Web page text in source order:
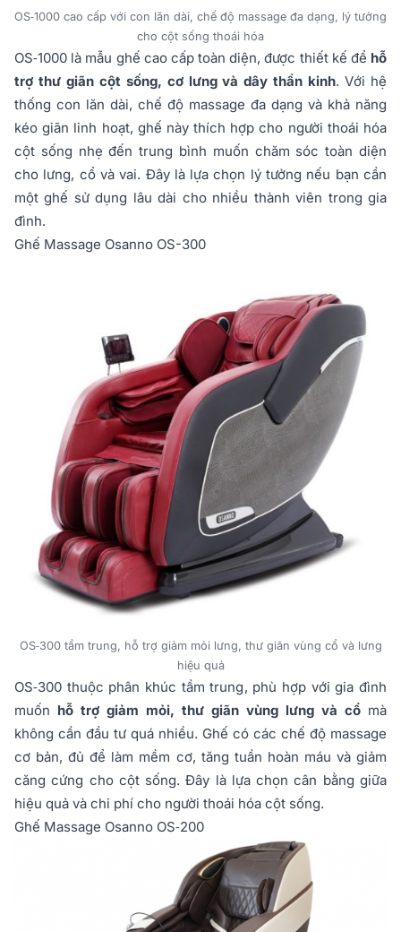
OS‑1000 cao cấp với con lăn dài, chế độ massage đa dạng, lý tưởng
cho cột sống thoái hóa
OS‑1000 là mẫu ghế cao cấp toàn diện, được thiết kế để hỗ
trợ thư giãn cột sống, cơ lưng và dây thần kinh. Với hệ
thống con lăn dài, chế độ massage đa dạng và khả năng
kéo giãn linh hoạt, ghế này thích hợp cho người thoái hóa
cột sống nhẹ đến trung bình muốn chăm sóc toàn diện
cho lưng, cổ và vai. Đây là lựa chọn lý tưởng nếu bạn cần
một ghế sử dụng lâu dài cho nhiều thành viên trong gia
đình.
Ghế Massage Osanno OS-300
OS‑300 tầm trung, hỗ trợ giảm mỏi lưng, thư giãn vùng cổ và lưng
hiệu quả
OS‑300 thuộc phân khúc tầm trung, phù hợp với gia đình
muốn hỗ trợ giảm mỏi, thư giãn vùng lưng và cổ mà
không cần đầu tư quá nhiều. Ghế có các chế độ massage
cơ bản, đủ để làm mềm cơ, tăng tuần hoàn máu và giảm
căng cứng cho cột sống. Đây là lựa chọn cân bằng giữa
hiệu quả và chi phí cho người thoái hóa cột sống.
Ghế Massage Osanno OS‑200